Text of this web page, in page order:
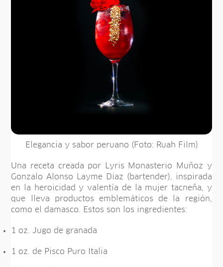
Elegancia y sabor peruano (Foto: Ruah Film)
Una receta creada por Lyris Monasterio Muñoz y
Gonzalo Alonso Layme Diaz (bartender), inspirada
en la heroicidad y valentía de la mujer tacneña, y
que lleva productos emblemáticos de la región,
como el damasco. Estos son los ingredientes:
1 oz. Jugo de granada
1 oz. de Pisco Puro Italia